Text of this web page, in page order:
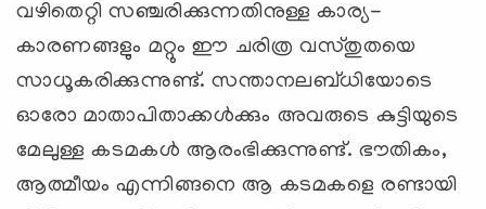
വഴിതെറ്റി സഞ്ചരിക്കുന്നതിനുള്ള കാര്യ-
കാരണങ്ങളും മറ്റും ഈ ചരിത്ര വസ്തുതയെ
സാധൂകരിക്കുന്നുണ്ട്. സന്താനലബ്ധിയോടെ
ഓരോ മാതാപിതാക്കള്‍ക്കും അവരുടെ കുട്ടിയുടെ
മേലുള്ള കടമകള്‍ ആരംഭിക്കുന്നുണ്ട്. ഭൗതികം,
ആത്മീയം എന്നിങ്ങനെ ആ കടമകളെ രണ്ടായി